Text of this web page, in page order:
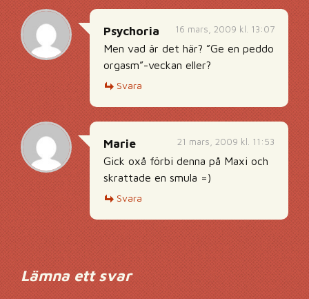
16 mars, 2009 kl. 13:07
Psychoria
Men vad är det här? ”Ge en peddo
orgasm”-veckan eller?
Svara
21 mars, 2009 kl. 11:53
Marie
Gick oxå förbi denna på Maxi och
skrattade en smula =)
Svara
Lämna ett svar